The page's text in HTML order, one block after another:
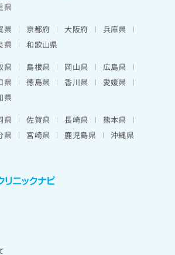
県
県 京都府 大阪府
兵庫県
県
和歌山県
県 島根県 岡山県
広島県
県
徳島県 香川県
愛媛県
県
県 佐賀県 長崎県
熊本県
県
宮崎県 鹿児島県 沖縄県